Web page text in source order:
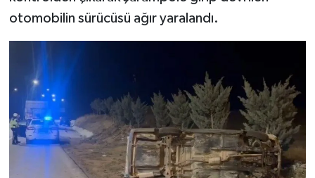
otomobilin sürücüsü ağır yaralandı.